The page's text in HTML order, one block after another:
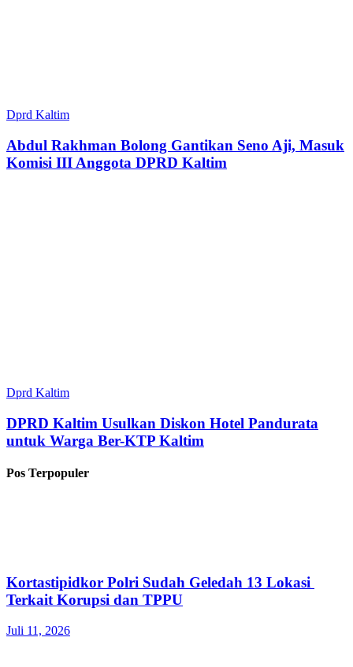
Dprd Kaltim
Abdul Rakhman Bolong Gantikan Seno Aji, Masuk
Komisi III Anggota DPRD Kaltim
Dprd Kaltim
DPRD Kaltim Usulkan Diskon Hotel Pandurata
untuk Warga Ber-KTP Kaltim
Pos Terpopuler
Kortastipidkor Polri Sudah Geledah 13 Lokasi
Terkait Korupsi dan TPPU
Juli 11, 2026